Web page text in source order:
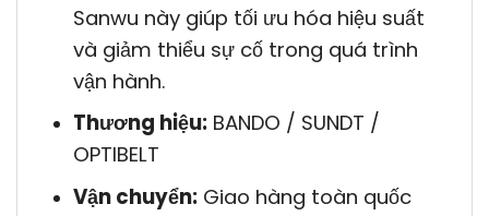
Sanwu này giúp tối ưu hóa hiệu suất
và giảm thiểu sự cố trong quá trình
vận hành.
Thương hiệu:BANDO / SUNDT /
OPTIBELT
Vận chuyển:Giao hàng toàn quốc